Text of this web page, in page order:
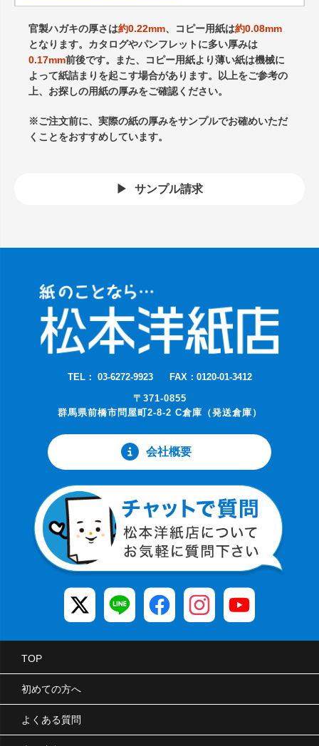
官製ハガキの厚さは約0.22mm、コピー用紙は約0.08mm
となります。カタログやパンフレットに多い厚みは
0.17mm前後です。また、コピー用紙より薄い紙は機械に
よって紙詰まりを起こす場合があります。以上をご参考の
上、お探しの用紙の厚みをご確認ください。
※ご注文前に、実際の紙の厚みをサンプルでお確めいただ
くことをおすすめしています。
サンプル請求
TEL： 03-6272-9923
FAX：0120-01-3412
〒371-0855
群馬県前橋市問屋町2-8-2 C倉庫（発送倉庫）
会社概要
TOP
初めての方へ
よくある質問